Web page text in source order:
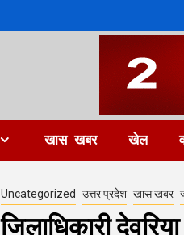
खास खबर खेल
Uncategorized उत्तर प्रदेश खास खबर
जिलाधिकारी